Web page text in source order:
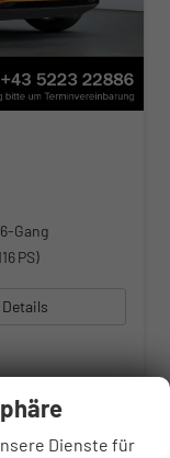
Gang
PS)
Details
Dienste für